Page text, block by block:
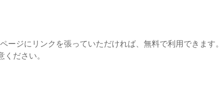
ージにリンクを張っていただければ、無料で利用できます。
ださい。